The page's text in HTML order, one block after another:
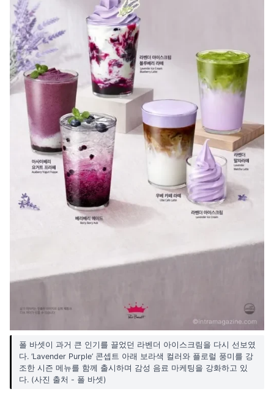
폴 바셋이 과거 큰 인기를 끌었던 라벤더 아이스크림을 다시 선보였
다. ‘Lavender Purple’ 콘셉트 아래 보라색 컬러와 플로럴 풍미를 강
조한 시즌 메뉴를 함께 출시하며 감성 음료 마케팅을 강화하고 있
다. (사진 출처 - 폴 바셋)